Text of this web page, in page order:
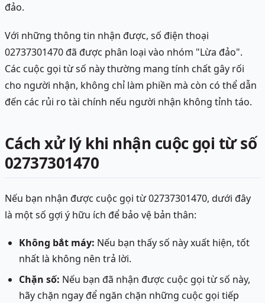
đảo.
Với những thông tin nhận được, số điện thoại
02737301470 đã được phân loại vào nhóm "Lừa đảo".
Các cuộc gọi từ số này thường mang tính chất gây rối
cho người nhận, không chỉ làm phiền mà còn có thể dẫn
đến các rủi ro tài chính nếu người nhận không tỉnh táo.
Cách xử lý khi nhận cuộc gọi từ số
02737301470
Nếu bạn nhận được cuộc gọi từ 02737301470, dưới đây
là một số gợi ý hữu ích để bảo vệ bản thân:
Không bắt máy: Nếu bạn thấy số này xuất hiện, tốt
nhất là không nên trả lời.
Chặn số: Nếu bạn đã nhận được cuộc gọi từ số này,
hãy chặn ngay để ngăn chặn những cuộc gọi tiếp